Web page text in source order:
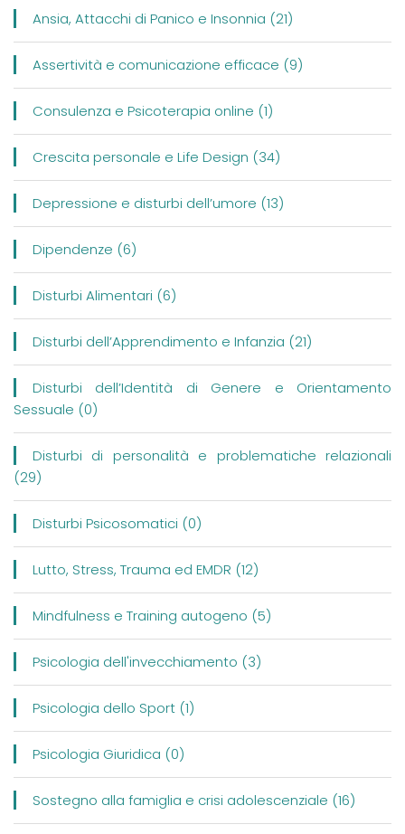
Ansia, Attacchi di Panico e Insonnia (21)
Assertività e comunicazione efficace (9)
Consulenza e Psicoterapia online (1)
Crescita personale e Life Design (34)
Depressione e disturbi dell’umore (13)
Dipendenze (6)
Disturbi Alimentari (6)
Disturbi dell’Apprendimento e Infanzia (21)
Disturbi dell’Identità di Genere e Orientamento
Sessuale (0)
Disturbi di personalità e problematiche relazionali
(29)
Disturbi Psicosomatici (0)
Lutto, Stress, Trauma ed EMDR (12)
Mindfulness e Training autogeno (5)
Psicologia dell'invecchiamento (3)
Psicologia dello Sport (1)
Psicologia Giuridica (0)
Sostegno alla famiglia e crisi adolescenziale (16)